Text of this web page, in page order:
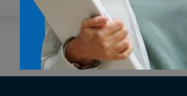
bekendmaking
de Technology Fast 50
op 25 november
te